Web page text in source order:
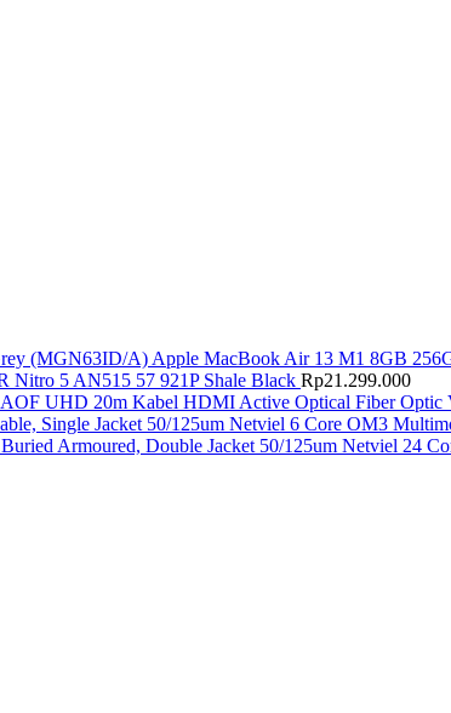
Apple MacBook Air 13 M1 8GB
Nitro 5 AN515 57 921P Shale Black Rp21.299.000
Kabel HDMI Active Optical Fiber
Netviel 6 Core OM3
Netviel 24